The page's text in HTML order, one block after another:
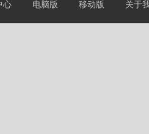
心 电脑版 移动版 关于